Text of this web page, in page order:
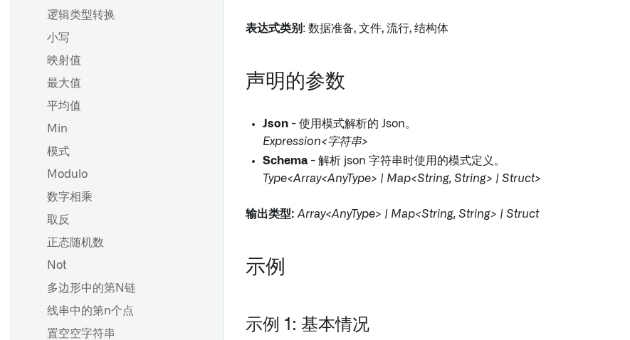
逻辑类型转换
小写
映射值
最大值
平均值
Min
模式
Modulo
数字相乘
取反
正态随机数
Not
多边形中的第N链
线串中的第n个点
置空空字符串
表达式类别 : 数据准备, 文件, 流行, 结构体
声明的参数
Json - 使用模式解析的 Json。
Expression<字符串>
Schema - 解析 json 字符串时使用的模式定义。
Type<Array<AnyType> | Map<String, String> | Struct>
输出类型: Array<AnyType> | Map<String, String> | Struct
示例
示例 1: 基本情况